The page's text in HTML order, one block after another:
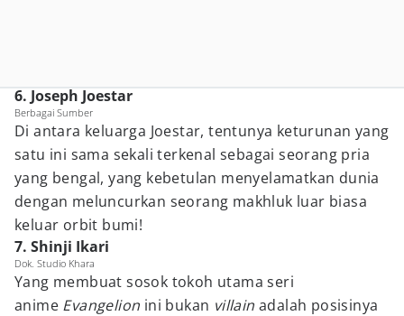
6. Joseph Joestar
Berbagai Sumber
Di antara keluarga Joestar, tentunya keturunan yang
satu ini sama sekali terkenal sebagai seorang pria
yang bengal, yang kebetulan menyelamatkan dunia
dengan meluncurkan seorang makhluk luar biasa
keluar orbit bumi!
7. Shinji Ikari
Dok. Studio Khara
Yang membuat sosok tokoh utama seri
anime Evangelion ini bukan villainadalah posisinya